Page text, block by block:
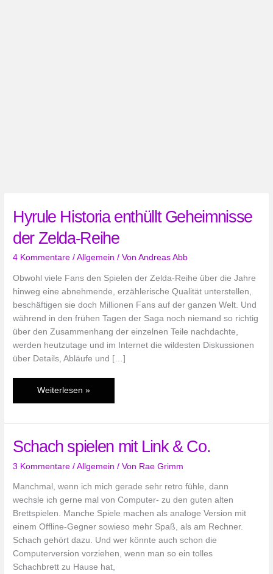
Hyrule Historia enthüllt Geheimnisse
der Zelda-Reihe
4 Kommentare /Allgemein / VonAndreas Abb
Obwohl viele Fans den Spielen der Zelda-Reihe über die Jahre
hinweg eine abnehmende, erzählerische Qualität unterstellen,
beschäftigen sie doch Millionen Fans auf der ganzen Welt. Und
während in den frühen Tagen der Saga noch niemand so richtig
über den Zusammenhang der einzelnen Teile nachdachte,
werden heutzutage und im Internet die wildesten Diskussionen
über Details, Abläufe und […]
Hyrule
Historia
der
Reihe
Weiterlesen »
Schach spielen mit Link & Co.
3 Kommentare /Allgemein / Von Rae Grimm
Manchmal, wenn ich mich gerade sehr retro fühle, dann
wechsle ich gerne mal von Computer- zu den guten alten
Brettspielen. Manche Spiele machen als analoge Version mit
einem Offline-Gegner sowieso mehr Spaß, als am Rechner.
Schach gehört dazu. Und wer könnte auch schon die
Computerversion vorziehen, wenn man so ein tolles
Schachbrett zu Hause hat,